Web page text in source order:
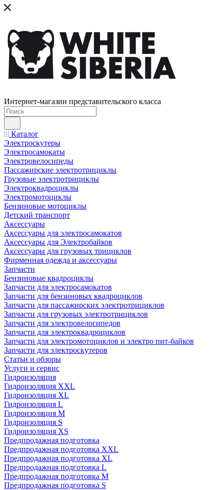
Интернет-магазин представительского класса
Каталог
Электроскутеры
Электросамокаты
Электровелосипеды
Пассажирские электротрициклы
Грузовые электротрициклы
Электроквадроциклы
Электромотоциклы
Бензиновые мотоциклы
Детский транспорт
Аксессуары
Аксессуары для электросамокатов
Аксессуары для Электробайков
Аксессуары для грузовых трициклов
Фирменная одежда и аксессуары
Запчасти
Бензиновые квадроциклы
Запчасти для электросамокатов
Запчасти для бензиновых квадроциклов
Запчасти для пассажирских электротрициклов
Запчасти для грузовых электротрициклов
Запчасти для электровелосипедов
Запчасти для электроквадроциклов
Запчасти для электромотоциклов и электро пит-байков
Запчасти для электроскутеров
Статьи и обзоры
Услуги и сервис
Гидроизоляция
Гидроизоляция XXL
Гидроизоляция XL
Гидроизоляция L
Гидроизоляция M
Гидроизоляция S
Гидроизоляция XS
Предпродажная подготовка
Предпродажная подготовка XXL
Предпродажная подготовка XL
Предпродажная подготовка L
Предпродажная подготовка M
Предпродажная подготовка S